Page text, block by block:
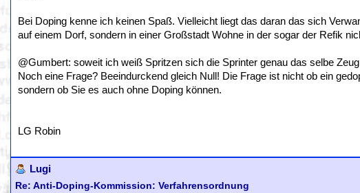
Bei Doping kenne ich keinen Spaß. Vielleicht liegt das daran das sich
auf einem Dorf, sondern in einer Großstadt Wohne in der sogar der Refik
@Gumbert: soweit ich weiß Spritzen sich die Sprinter genau das selbe
Noch eine Frage? Beeindurckend gleich Null! Die Frage ist nicht ob ein
sondern ob Sie es auch ohne Doping können.
LG Robin
Lugi
Re: Anti-Doping-Kommission: Verfahrensordnung